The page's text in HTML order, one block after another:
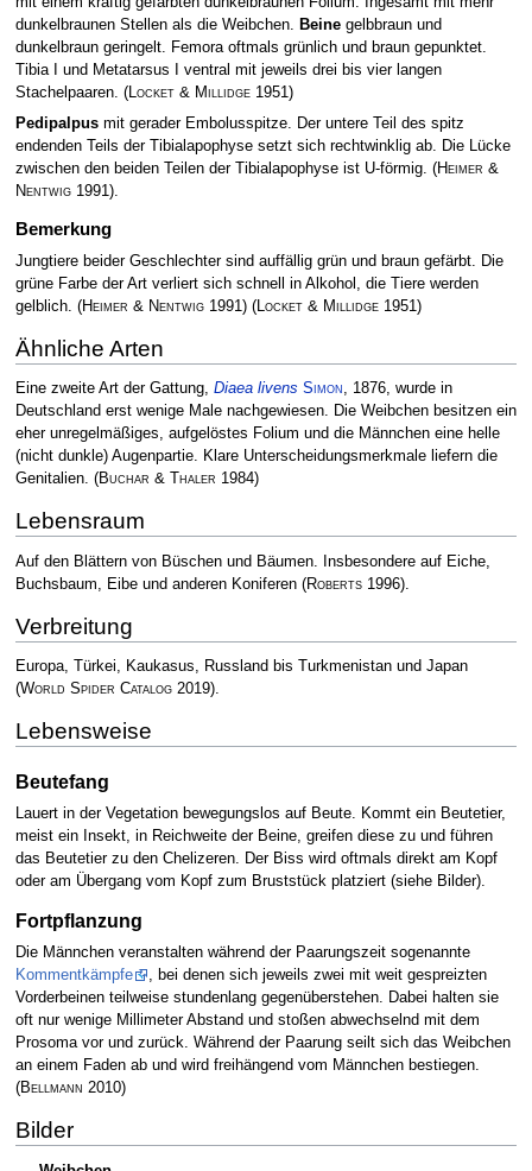
dunkelbraunen Stellen als die Weibchen. Beinegelbbraun und
dunkelbraun geringelt. Femora oftmals grünlich und braun gepunktet.
Tibia I und Metatarsus I ventral mit jeweils drei bis vier langen
Stachelpaaren. (Locket & Millidge1951)
Pedipalpusmit gerader Embolusspitze. Der untere Teil des spitz
endenden Teils der Tibialapophyse setzt sich rechtwinklig ab. Die Lücke
zwischen den beiden Teilen der Tibialapophyse ist U-förmig. (Heimer &
Nentwig1991).
Bemerkung
Jungtiere beider Geschlechter sind auffällig grün und braun gefärbt. Die
grüne Farbe der Art verliert sich schnell in Alkohol, die Tiere werden
gelblich. (Heimer & Nentwig1991) (Locket & Millidge1951)
Ähnliche Arten
Eine zweite Art der Gattung, Diaea livens Simon, 1876, wurde in
Deutschland erst wenige Male nachgewiesen. Die Weibchen besitzen ein
eher unregelmäßiges, aufgelöstes Folium und die Männchen eine helle
(nicht dunkle) Augenpartie. Klare Unterscheidungsmerkmale liefern die
Genitalien. (Buchar & Thaler 1984)
Lebensraum
Auf den Blättern von Büschen und Bäumen. Insbesondere auf Eiche,
Buchsbaum, Eibe und anderen Koniferen (Roberts1996).
Verbreitung
Europa, Türkei, Kaukasus, Russland bis Turkmenistan und Japan
(World Spider Catalog2019).
Lebensweise
Beutefang
Lauert in der Vegetation bewegungslos auf Beute. Kommt ein Beutetier,
meist ein Insekt, in Reichweite der Beine, greifen diese zu und führen
das Beutetier zu den Chelizeren. Der Biss wird oftmals direkt am Kopf
oder am Übergang vom Kopf zum Bruststück platziert (siehe Bilder).
Fortpflanzung
Die Männchen veranstalten während der Paarungszeit sogenannte
Kommentkämpfe
, bei denen sich jeweils zwei mit weit gespreizten
Vorderbeinen teilweise stundenlang gegenüberstehen. Dabei halten sie
oft nur wenige Millimeter Abstand und stoßen abwechselnd mit dem
Prosoma vor und zurück. Während der Paarung seilt sich das Weibchen
an einem Faden ab und wird freihängend vom Männchen bestiegen.
(Bellmann 2010)
Bilder